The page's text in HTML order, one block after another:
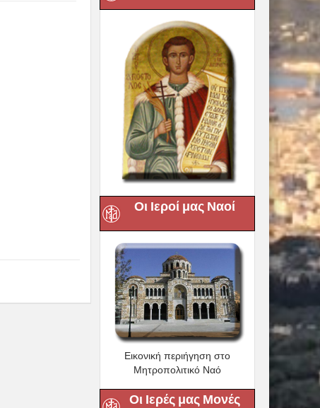
Οι Ιεροί μας Ναοί
Εικονική περιήγηση στο
Μητροπολιτικό Ναό
Οι Ιερές μας Μονές